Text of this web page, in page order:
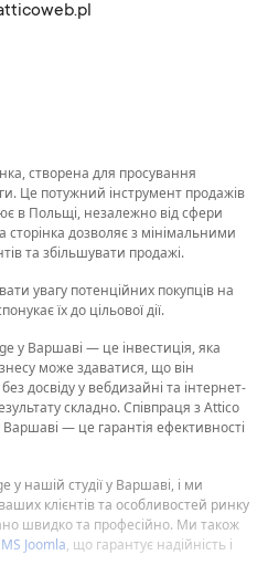
створена для просування
Це потужний інструмент продажів
в Польщі, незалежно від сфери
сторінка дозволяє з мінімальними
та збільшувати продажі.
увагу потенційних покупців на
їх до цільової дії.
у Варшаві — це інвестиція, яка
може здаватися, що він
досвіду у вебдизайні та інтернет-
складно. Співпраця з Attico
Варшаві — це гарантія ефективності
нашій студії у Варшаві, і ми
клієнтів та особливостей ринку
швидко та професійно. Ми також
Joomla, що гарантує надійність і